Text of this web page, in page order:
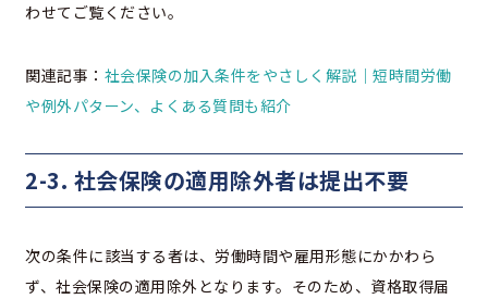
わせてご覧ください。
関連記事： 社会保険の加入条件をやさしく解説｜短時間労働
や例外パターン、よくある質問も紹介
2-3. 社会保険の適用除外者は提出不要
次の条件に該当する者は、労働時間や雇用形態にかかわら
ず、社会保険の適用除外となります。そのため、資格取得届